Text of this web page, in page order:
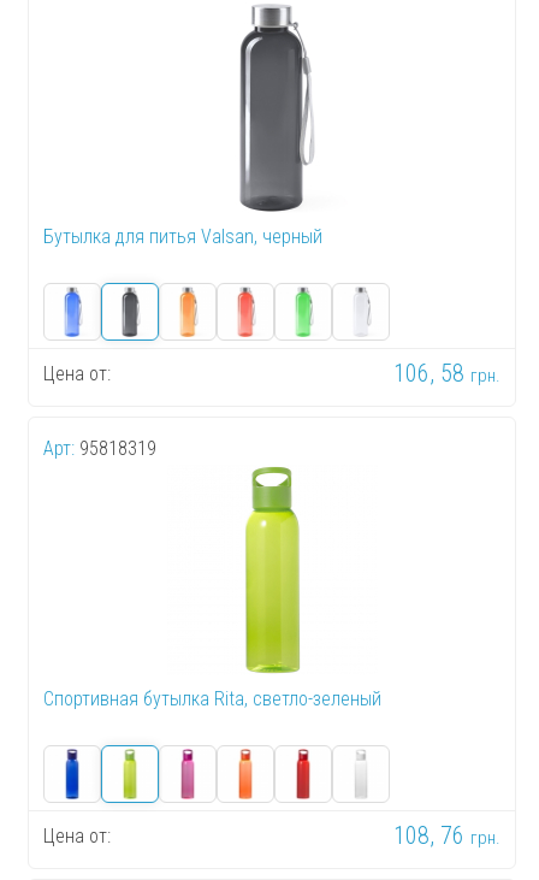
Бутылка для питья Valsan, черный
Цена от: 106, 58 грн.
Арт: 95818319
Спортивная бутылка Rita, светло-зеленый
Цена от: 108, 76 грн.